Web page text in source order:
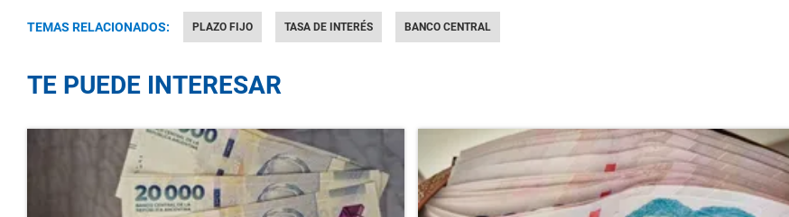
TEMAS RELACIONADOS: PLAZO FIJO TASA DE INTERÉS BANCO CENTRAL
TE PUEDE INTERESAR